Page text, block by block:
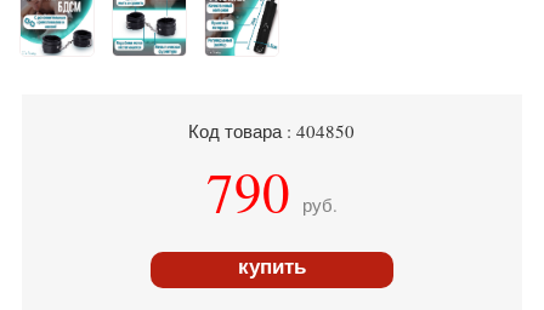
Код товара : 404850
790 руб.
купить